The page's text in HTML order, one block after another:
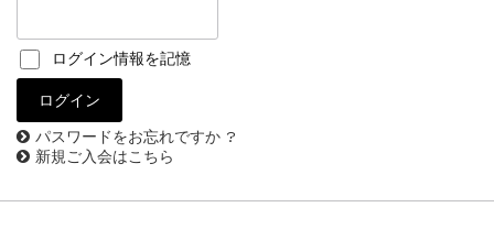
ログイン情報を記憶
パスワードをお忘れですか ?
新規ご入会はこちら